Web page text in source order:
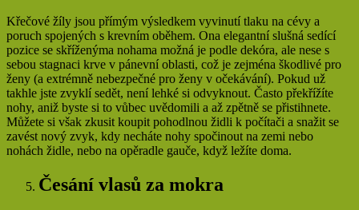
Křečové žíly jsou přímým výsledkem vyvinutí tlaku na cévy a
poruch spojených s krevním oběhem. Ona elegantní slušná sedící
pozice se skříženýma nohama možná je podle dekóra, ale nese s
sebou stagnaci krve v pánevní oblasti, což je zejména škodlivé pro
ženy (a extrémně nebezpečné pro ženy v očekávání). Pokud už
takhle jste zvyklí sedět, není lehké si odvyknout. Často překřížíte
nohy, aniž byste si to vůbec uvědomili a až zpětně se přistihnete.
Můžete si však zkusit koupit pohodlnou židli k počítači a snažit se
zavést nový zvyk, kdy necháte nohy spočinout na zemi nebo
nohách židle, nebo na opěradle gauče, když ležíte doma.
Česání vlasů za mokra